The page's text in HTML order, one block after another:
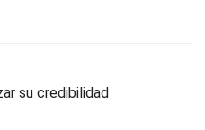
su credibilidad